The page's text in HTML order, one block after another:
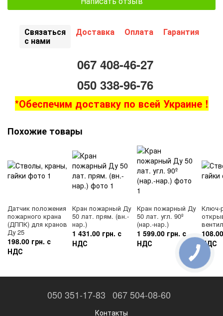
Связаться
с нами
Доставка Оплата Гарантия
067 408-46-27
050 338-96-76
*Обеспечим доставку по всей Украине !
Похожие товары
Датчик положения
пожарного крана
(ДППК) для кранов
Ду 25
198.00 грн. с
НДС
Кран пожарный Ду
50 лат. прям. (вн.-
нар.)
1 431.00 грн. с
НДС
Кран пожарный Ду
50 лат. угл. 90º
(нар.-нар.)
1 599.00 грн. с
НДС
Ключ-
НДС
050 351-17-83 067 504-08-60
Контакты